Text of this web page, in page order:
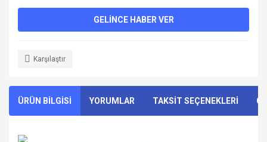
GELİNCE HABER VER
Karşılaştır
ÜRÜN BİLGİSİ YORUMLAR TAKSİT SEÇENEKLERİ